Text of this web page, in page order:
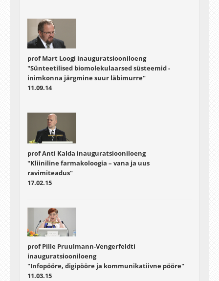
prof Mart Loogi inauguratsiooniloeng
"Sünteetilised biomolekulaarsed süsteemid -
inimkonna järgmine suur läbimurre"
11.09.14
prof Anti Kalda inauguratsiooniloeng
"Kliiniline farmakoloogia – vana ja uus
ravimiteadus"
17.02.15
prof Pille Pruulmann-Vengerfeldti
inauguratsiooniloeng
"Infopööre, digipööre ja kommunikatiivne pööre"
11.03.15